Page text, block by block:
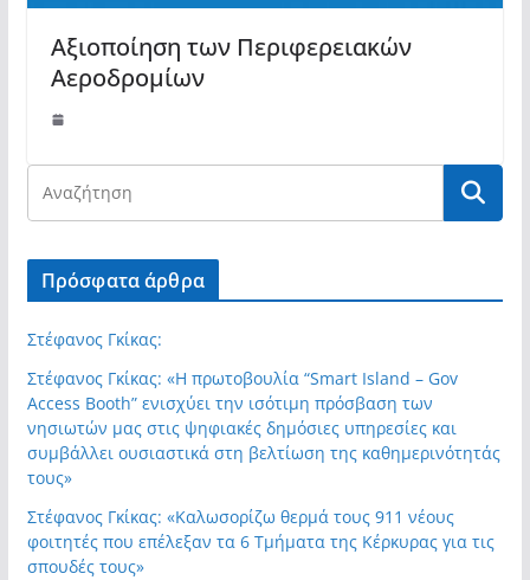
Αξιοποίηση των Περιφερειακών
Αεροδρομίων
Πρόσφατα άρθρα
Στέφανος Γκίκας:
Στέφανος Γκίκας: «Η πρωτοβουλία “Smart Island – Gov
Access Booth” ενισχύει την ισότιμη πρόσβαση των
νησιωτών μας στις ψηφιακές δημόσιες υπηρεσίες και
συμβάλλει ουσιαστικά στη βελτίωση της καθημερινότητάς
τους»
Στέφανος Γκίκας: «Καλωσορίζω θερμά τους 911 νέους
φοιτητές που επέλεξαν τα 6 Τμήματα της Κέρκυρας για τις
σπουδές τους»